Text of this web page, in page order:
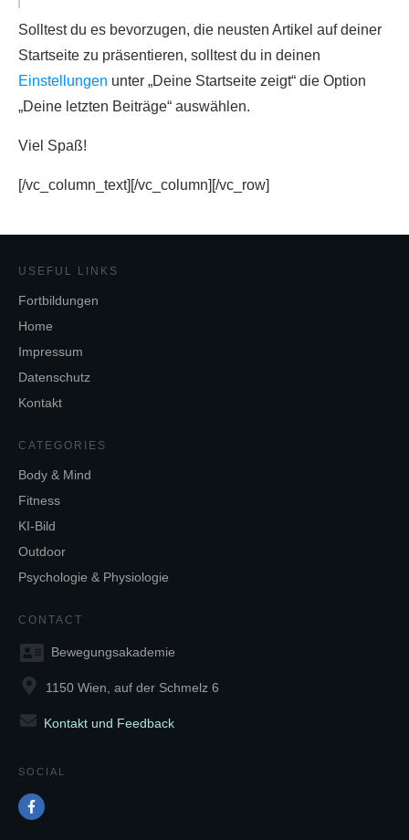
Solltest du es bevorzugen, die neusten Artikel auf deiner
Startseite zu präsentieren, solltest du in deinen
Einstellungen unter „Deine Startseite zeigt“ die Option
„Deine letzten Beiträge“ auswählen.
Viel Spaß!
[/vc_column_text][/vc_column][/vc_row]
USEFUL LINKS
Fortbildungen
Home
Impressum
Datenschutz
Kontakt
CATEGORIES
Body & Mind
Fitness
KI-Bild
Outdoor
Psychologie & Physiologie
CONTACT
Bewegungsakademie
1150 Wien, auf der Schmelz 6
Kontakt und Feedback
SOCIAL